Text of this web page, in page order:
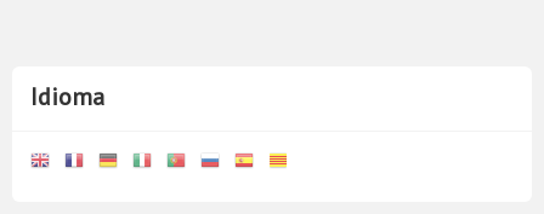
Idioma